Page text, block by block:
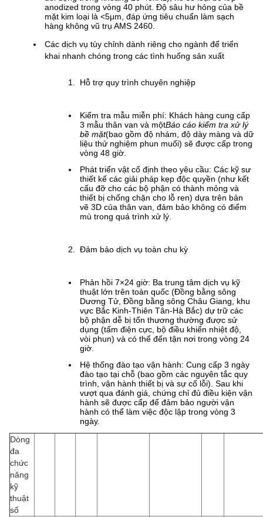
anodized trong vòng 40 phút. Độ sâu hư hỏng của bề
mặt kim loại là <5μm, đáp ứng tiêu chuẩn làm sạch
hàng không vũ trụ AMS 2460.
Các dịch vụ tùy chỉnh dành riêng cho ngành để triển
khai nhanh chóng trong các tình huống sản xuất
Hỗ trợ quy trình chuyên nghiệp
Kiểm tra mẫu miễn phí: Khách hàng cung cấp
3 mẫu thân van và mộtBáo cáo kiểm tra xử lý
bề mặt(bao gồm độ nhám, độ dày màng và dữ
liệu thử nghiệm phun muối) sẽ được cấp trong
vòng 48 giờ.
Phát triển vật cố định theo yêu cầu: Các kỹ sư
thiết kế các giải pháp kẹp độc quyền (như kết
cấu đỡ cho các bộ phận có thành mỏng và
thiết bị chống chặn cho lỗ ren) dựa trên bản
vẽ 3D của thân van, đảm bảo không có điểm
mù trong quá trình xử lý.
Đảm bảo dịch vụ toàn chu kỳ
Phản hồi 7×24 giờ: Ba trung tâm dịch vụ kỹ
thuật lớn trên toàn quốc (Đồng bằng sông
Dương Tử, Đồng bằng sông Châu Giang, khu
vực Bắc Kinh-Thiên Tân-Hà Bắc) dự trữ các
bộ phận dễ bị tổn thương thường được sử
dụng (tấm điện cực, bộ điều khiển nhiệt độ,
vòi phun) và có thể đến tận nơi trong vòng 24
giờ.
Hệ thống đào tạo vận hành: Cung cấp 3 ngày
đào tạo tại chỗ (bao gồm các nguyên tắc quy
trình, vận hành thiết bị và sự cố lỗi). Sau khi
vượt qua đánh giá, chứng chỉ đủ điều kiện vận
hành sẽ được cấp để đảm bảo người vận
hành có thể làm việc độc lập trong vòng 3
ngày.
Dòng
đa
chức
năng
kỹ
thuật
số